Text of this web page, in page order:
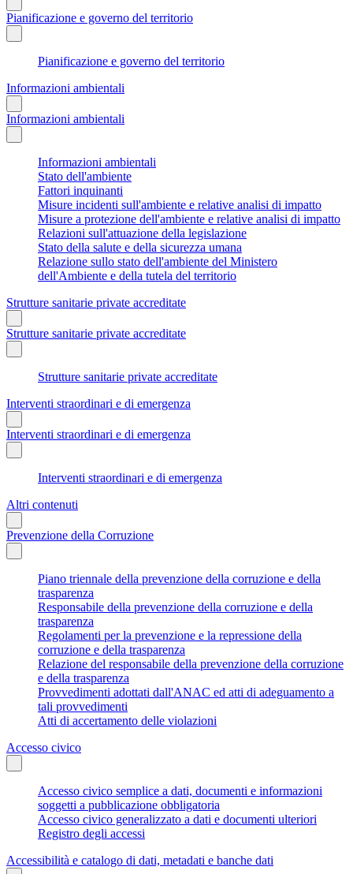
Pianificazione e governo del territorio
Pianificazione e governo del territorio
Informazioni ambientali
Informazioni ambientali
Informazioni ambientali
Stato dell'ambiente
Fattori inquinanti
Misure incidenti sull'ambiente e relative analisi di impatto
Misure a protezione dell'ambiente e relative analisi di impatto
Relazioni sull'attuazione della legislazione
Stato della salute e della sicurezza umana
Relazione sullo stato dell'ambiente del Ministero
dell'Ambiente e della tutela del territorio
Strutture sanitarie private accreditate
Strutture sanitarie private accreditate
Strutture sanitarie private accreditate
Interventi straordinari e di emergenza
Interventi straordinari e di emergenza
Interventi straordinari e di emergenza
Altri contenuti
Prevenzione della Corruzione
Piano triennale della prevenzione della corruzione e della
trasparenza
Responsabile della prevenzione della corruzione e della
trasparenza
Regolamenti per la prevenzione e la repressione della
corruzione e della trasparenza
Relazione del responsabile della prevenzione della corruzione
e della trasparenza
Provvedimenti adottati dall'ANAC ed atti di adeguamento a
tali provvedimenti
Atti di accertamento delle violazioni
Accesso civico
Accesso civico semplice a dati, documenti e informazioni
soggetti a pubblicazione obbligatoria
Accesso civico generalizzato a dati e documenti ulteriori
Registro degli accessi
Accessibilità e catalogo di dati, metadati e banche dati